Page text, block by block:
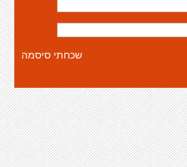
שכחתי סיסמה